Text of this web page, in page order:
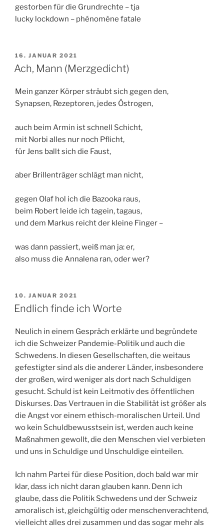
gestorben für die Grundrechte – tja
lucky lockdown – phénomène fatale
VERÖFFENTLICHT
AM
16. JANUAR 2021
Ach, Mann (Merzgedicht)
Mein ganzer Körper sträubt sich gegen den,
Synapsen, Rezeptoren, jedes Östrogen,
auch beim Armin ist schnell Schicht,
mit Norbi alles nur noch Pflicht,
für Jens ballt sich die Faust,
aber Brillenträger schlägt man nicht,
gegen Olaf hol ich die Bazooka raus,
beim Robert leide ich tagein, tagaus,
und dem Markus reicht der kleine Finger –
was dann passiert, weiß man ja: er,
also muss die Annalena ran, oder wer?
VERÖFFENTLICHT
AM
10. JANUAR 2021
Endlich finde ich Worte
Neulich in einem Gespräch erklärte und begründete
ich die Schweizer Pandemie-Politik und auch die
Schwedens. In diesen Gesellschaften, die weitaus
gefestigter sind als die anderer Länder, insbesondere
der großen, wird weniger als dort nach Schuldigen
gesucht. Schuld ist kein Leitmotiv des öffentlichen
Diskurses. Das Vertrauen in die Stabilität ist größer als
die Angst vor einem ethisch-moralischen Urteil. Und
wo kein Schuldbewusstsein ist, werden auch keine
Maßnahmen gewollt, die den Menschen viel verbieten
und uns in Schuldige und Unschuldige einteilen.
Ich nahm Partei für diese Position, doch bald war mir
klar, dass ich nicht daran glauben kann. Denn ich
glaube, dass die Politik Schwedens und der Schweiz
amoralisch ist, gleichgültig oder menschenverachtend,
vielleicht alles drei zusammen und das sogar mehr als